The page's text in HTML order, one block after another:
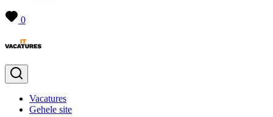
0
Vacatures
Gehele site